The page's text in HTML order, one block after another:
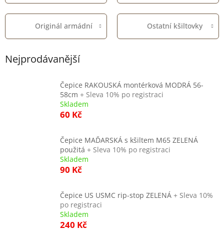
Originál armádní Ostatní kšiltovky
Nejprodávanější
Čepice RAKOUSKÁ montérková MODRÁ 56-
58cm + Sleva 10% po registraci
Skladem
60 Kč
Čepice MAĎARSKÁ s kšiltem M65 ZELENÁ
použitá + Sleva 10% po registraci
Skladem
90 Kč
Čepice US USMC rip-stop ZELENÁ + Sleva 10%
po registraci
Skladem
240 Kč